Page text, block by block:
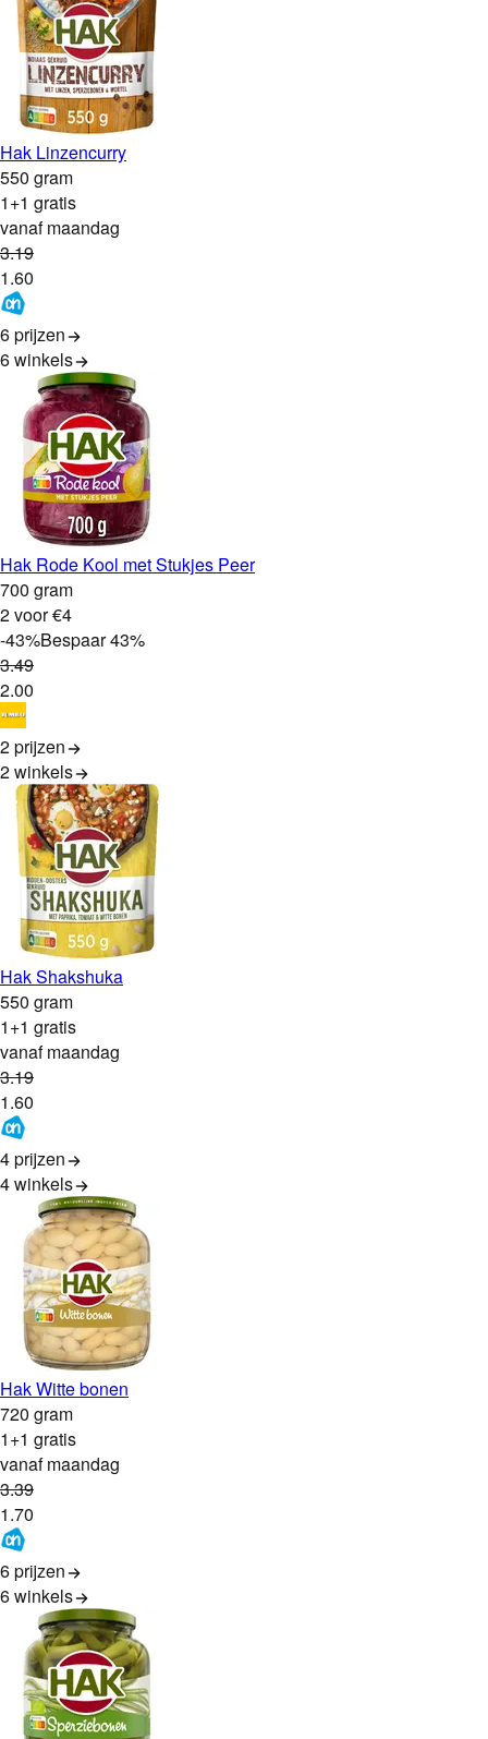
Hak Linzencurry
550 gram
1+1 gratis
vanaf maandag
3.19
1.60
6 prijzen
6winkels
Hak Rode Kool met Stukjes Peer
700 gram
2 voor €4
-43%Bespaar43%
3.49
2.00
2 prijzen
2winkels
Hak Shakshuka
550 gram
1+1 gratis
vanaf maandag
3.19
1.60
4 prijzen
4winkels
Hak Witte bonen
720 gram
1+1 gratis
vanaf maandag
3.39
1.70
6 prijzen
6winkels